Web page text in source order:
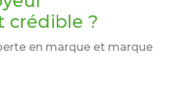
crédible ?
en marque et marque